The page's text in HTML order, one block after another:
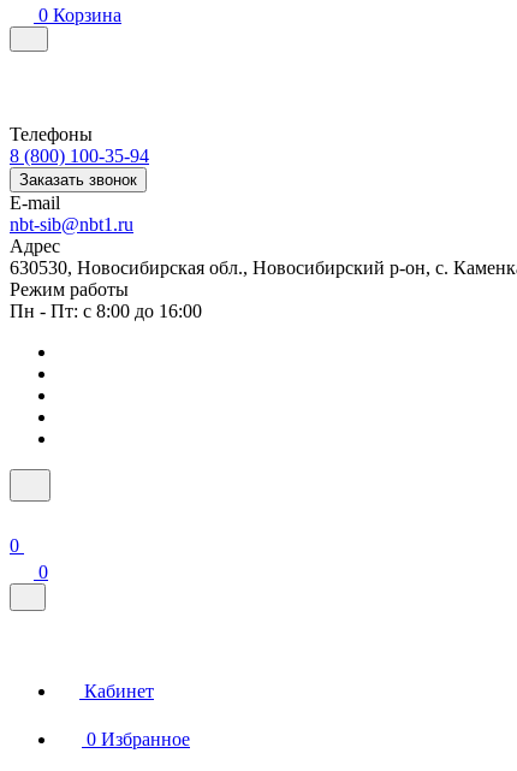
0 Корзина
Телефоны
8 (800) 100-35-94
Заказать звонок
E-mail
nbt-sib@nbt1.ru
Адрес
630530, Новосибирская обл., Новосибирский р-он, с.
Режим работы
Пн - Пт: с 8:00 до 16:00
0
0
Кабинет
0 Избранное